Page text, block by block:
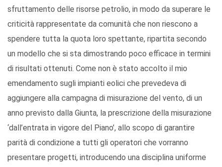
sfruttamento delle risorse petrolio, in modo da superare le
criticità rappresentate da comunità che non riescono a
spendere tutta la quota loro spettante, ripartita secondo
un modello che si sta dimostrando poco efficace in termini
di risultati ottenuti. Come non è stato accolto il mio
emendamento sugli impianti eolici che prevedeva di
aggiungere alla campagna di misurazione del vento, di un
anno previsto dalla Giunta, la prescrizione della misurazione
‘dall’entrata in vigore del Piano’, allo scopo di garantire
parità di condizione a tutti gli operatori che vorranno
presentare progetti, introducendo una disciplina uniforme